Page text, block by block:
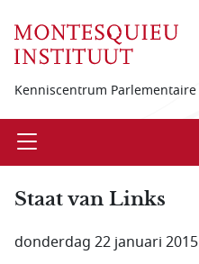
Kenniscentrum
Open
Staat van Links
donderdag 22 januari 2015